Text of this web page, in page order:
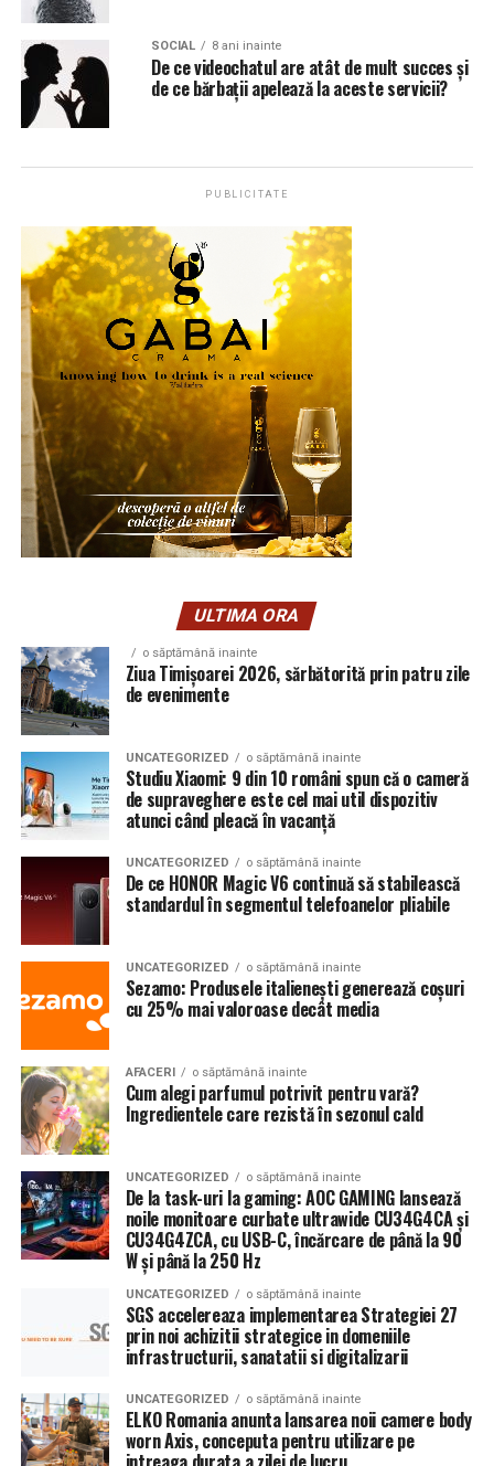
SOCIAL 8 ani inainte
De ce videochatul are atât de mult succes și
de ce bărbații apelează la aceste servicii?
PUBLICITATE
ULTIMA ORA
o săptămână inainte
Ziua Timișoarei 2026, sărbătorită prin patru zile
de evenimente
UNCATEGORIZED o săptămână inainte
Studiu Xiaomi: 9 din 10 români spun că o cameră
de supraveghere este cel mai util dispozitiv
atunci când pleacă în vacanță
UNCATEGORIZED o săptămână inainte
De ce HONOR Magic V6 continuă să stabilească
standardul în segmentul telefoanelor pliabile
UNCATEGORIZED o săptămână inainte
Sezamo: Produsele italienești generează coșuri
cu 25% mai valoroase decât media
AFACERI o săptămână inainte
Cum alegi parfumul potrivit pentru vară?
Ingredientele care rezistă în sezonul cald
UNCATEGORIZED o săptămână inainte
De la task-uri la gaming: AOC GAMING lansează
noile monitoare curbate ultrawide CU34G4CA și
CU34G4ZCA, cu USB-C, încărcare de până la 90
W și până la 250 Hz
UNCATEGORIZED o săptămână inainte
SGS accelereaza implementarea Strategiei 27
prin noi achizitii strategice in domeniile
infrastructurii, sanatatii si digitalizarii
UNCATEGORIZED o săptămână inainte
ELKO Romania anunta lansarea noii camere body
worn Axis, conceputa pentru utilizare pe